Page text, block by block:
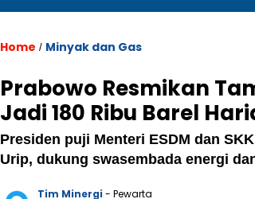
Home / Minyak dan Gas
Prabowo Resmikan
Jadi 180 Ribu Barel
Presiden puji Menteri ESDM dan
Urip, dukung swasembada energi
Tim Minergi - Pewarta